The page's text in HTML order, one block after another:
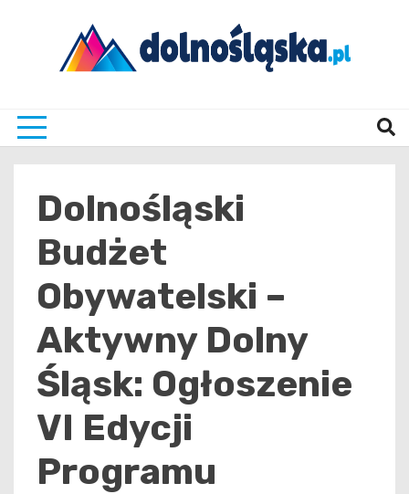
Dolnośląski
Budżet
Obywatelski –
Aktywny Dolny
Śląsk: Ogłoszenie
VI Edycji
Programu